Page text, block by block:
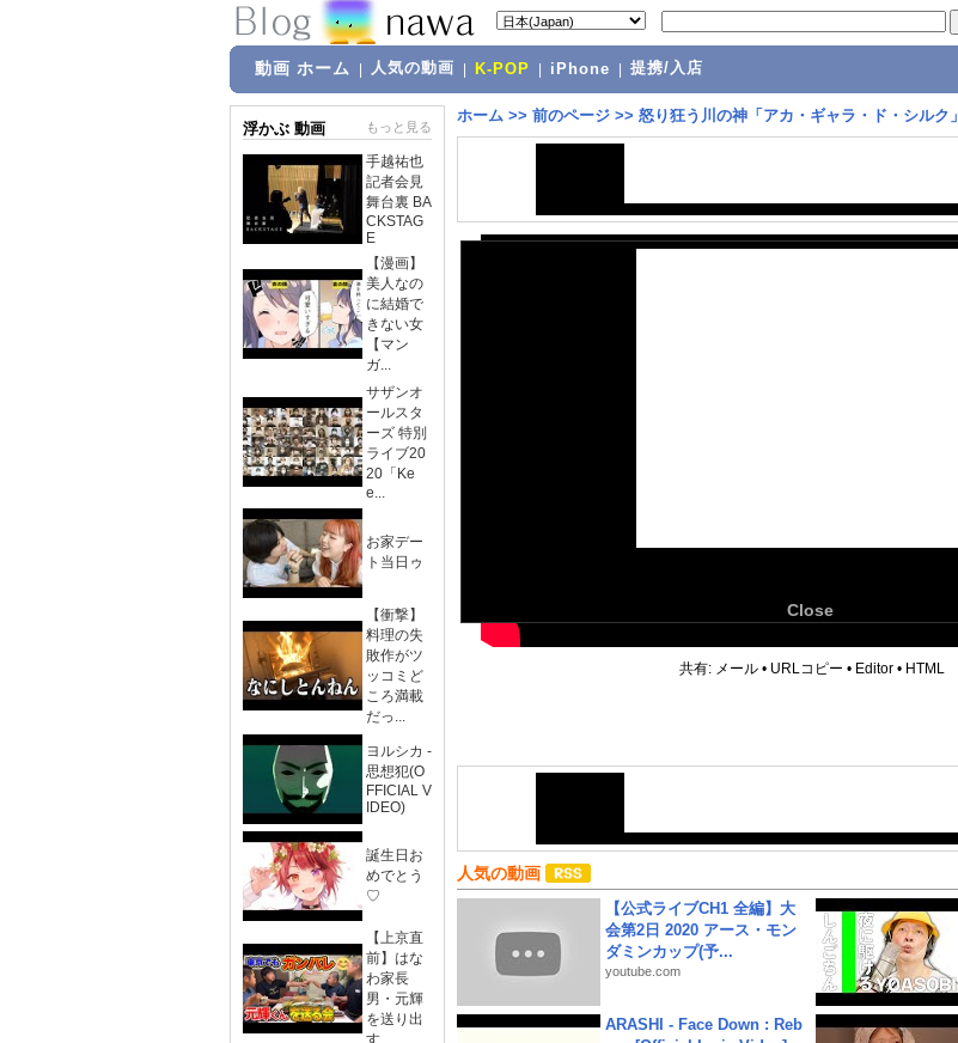
動画 ホーム 人気の動画 K-POP iPhone 提携/入店
浮かぶ 動画 もっと見る
手越祐也
記者会見
舞台裏 BA
CKSTAG
E
【漫画】
美人なの
に結婚で
きない女
【マン
ガ...
サザンオ
ールスタ
ーズ 特別
ライブ20
20「Ke
e...
お家デー
ト当日ゥ
【衝撃】
料理の失
敗作がツ
ッコミど
ころ満載
だっ...
ヨルシカ -
思想犯(O
FFICIAL V
IDEO)
誕生日お
めでとう
♡
【上京直
前】はな
わ家長
男・元輝
を送り出
す...
ホーム >> 前のページ >> 怒り狂う川の神「アカ・ギャラ・ド・シルク」
Close
共有: メール • URLコピー • Editor • HTML
人気の動画
【公式ライブCH1 全編】大
会第2日 2020 アース・モン
ダミンカップ(予...
youtube.com
ARASHI - Face Down : Reb